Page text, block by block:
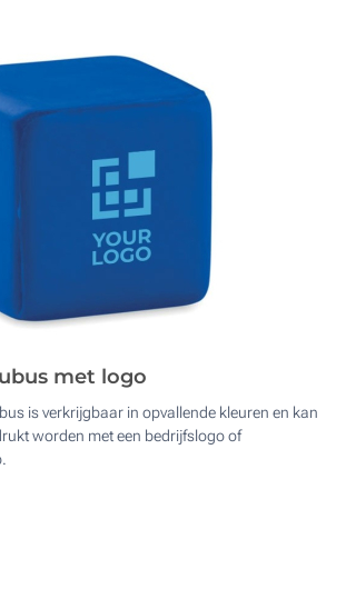
met logo
is verkrijgbaar in opvallende kleuren en kan
worden met een bedrijfslogo of